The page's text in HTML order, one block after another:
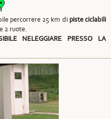
percorrere 25 km di piste ciclabili
2 ruote.
NELEGGIARE PRESSO LA